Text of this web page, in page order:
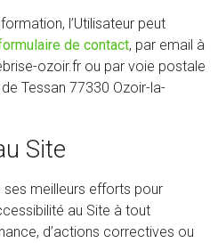
l’Utilisateur peut
de contact, par email à
ozoir.fr ou par voie postale
Tessan 77330 Ozoir-la-
Site
meilleurs efforts pour
au Site à tout
d’actions correctives ou